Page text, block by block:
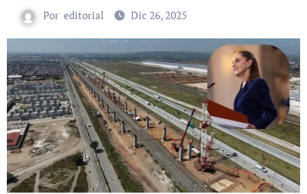
Por editorial Dic 26, 2025